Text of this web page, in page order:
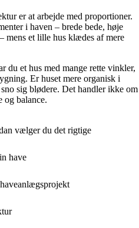
er at arbejde med proportioner.
i haven – brede bede, høje
mens et lille hus klædes af mere
du et hus med mange rette vinkler,
Er huset mere organisk i
sig blødere. Det handler ikke om
og balance.
vælger du det rigtige
have